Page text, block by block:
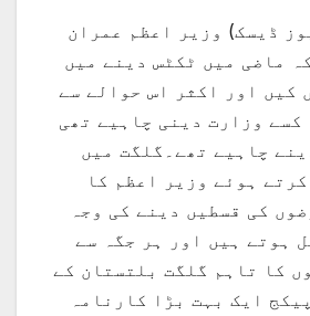
ڈیسک) وزیر اعظم عمران
ماضی میں ٹکٹس دینے میں
اور اکثر اس حوالے سے
وزارت دینی چاہیے تھی
چاہیے تھے۔گلگت میں
ہوئے وزیر اعظم کا
کی قسطیں دینے کی وجہ
ہوتے ہیں اور ہر جگہ سے
کا تاہم گلگت بلتستان کے
ایک بہت بڑا کارنامہ